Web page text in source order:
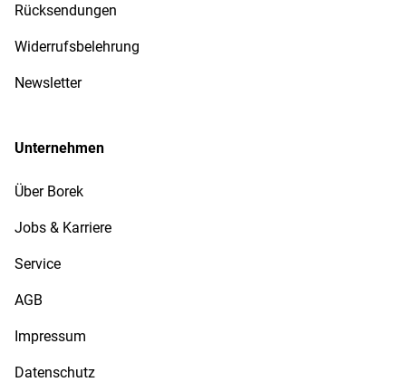
Rücksendungen
Widerrufsbelehrung
Newsletter
Unternehmen
Über Borek
Jobs & Karriere
Service
AGB
Impressum
Datenschutz